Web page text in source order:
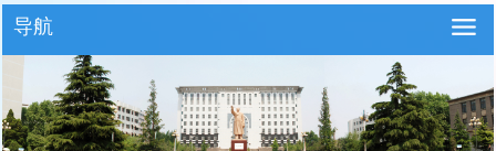
导航